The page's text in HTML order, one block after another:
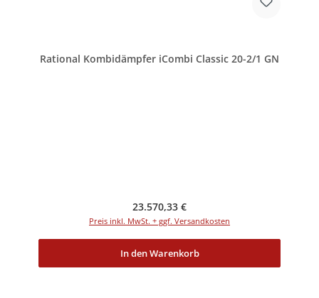
Rational Kombidämpfer iCombi Classic 20-2/1 GN
Regulärer Preis:
23.570,33 €
Preis inkl. MwSt. + ggf. Versandkosten
In den Warenkorb